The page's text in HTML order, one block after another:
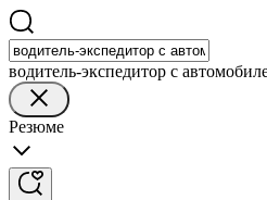
водитель-экспедитор с
Резюме